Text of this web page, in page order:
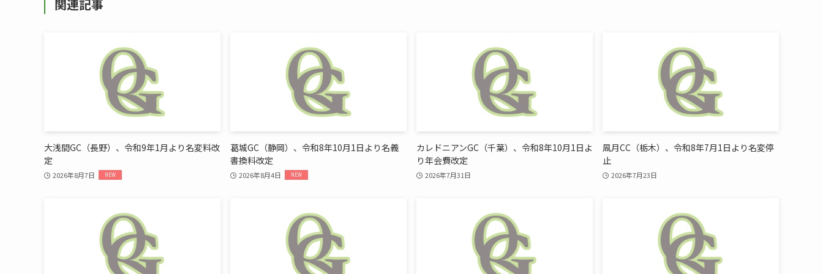
関連記事
大浅間GC（長野）、令和9年1月より名変料改
定
2026年8月7日
葛城GC（静岡）、令和8年10月1日より名義
書換料改定
2026年8月4日
カレドニアンGC（千葉）、令和8年10月1日よ
り年会費改定
2026年7月31日
凮月CC（栃木）、令和8年7月1日より名変停
止
2026年7月23日